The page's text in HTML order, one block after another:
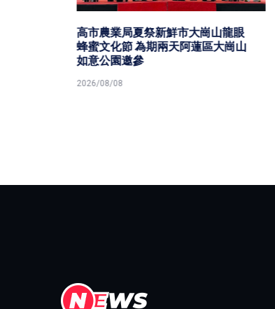
高市農業局夏祭新鮮市大崗山龍眼
蜂蜜文化節 為期兩天阿蓮區大崗山
如意公園邀參
2026/08/08